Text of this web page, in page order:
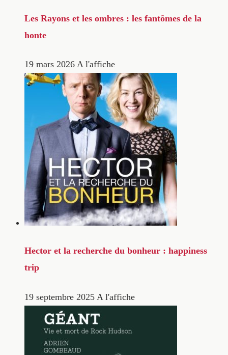
Les Rayons et les ombres : les fantômes de la
honte
19 mars 2026 A l'affiche
Hector et la recherche du bonheur : happiness
trip
19 septembre 2025 A l'affiche